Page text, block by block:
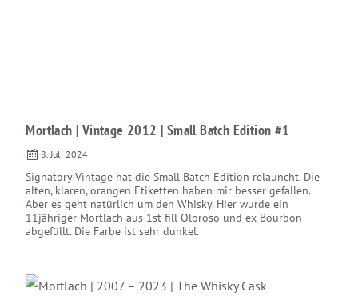
Mortlach | Vintage 2012 | Small Batch Edition #1
8. Juli 2024
Signatory Vintage hat die Small Batch Edition relauncht. Die
alten, klaren, orangen Etiketten haben mir besser gefallen.
Aber es geht natürlich um den Whisky. Hier wurde ein
11jähriger Mortlach aus 1st fill Oloroso und ex-Bourbon
abgefüllt. Die Farbe ist sehr dunkel.